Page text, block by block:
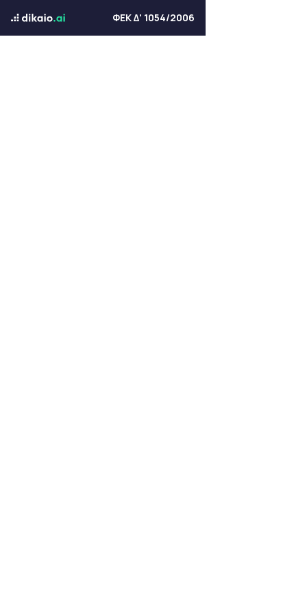
ΦΕΚ Δ' 1054/2006